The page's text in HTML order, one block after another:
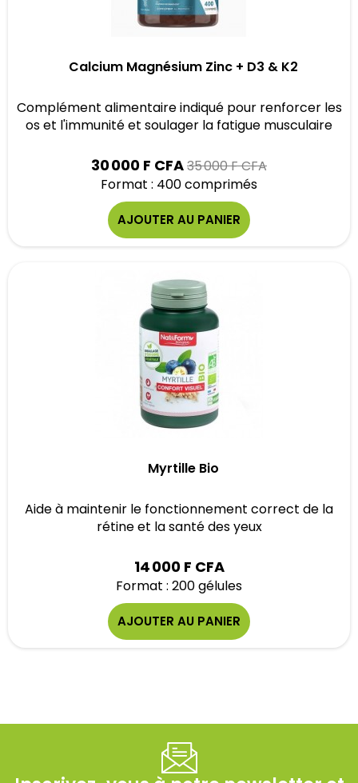
Calcium Magnésium Zinc + D3 & K2
Complément alimentaire indiqué pour renforcer les
os et l'immunité et soulager la fatigue musculaire
30 000 F CFAPrix
35 000 F CFA
Format : 400 comprimés
AJOUTER AU PANIER
Myrtille Bio
Aide à maintenir le fonctionnement correct de la
rétine et la santé des yeux
14 000 F CFA
Format : 200 gélules
AJOUTER AU PANIER